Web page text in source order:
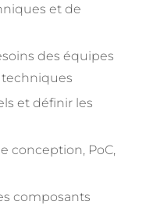
et de
des équipes
et définir les
conception, PoC,
composants